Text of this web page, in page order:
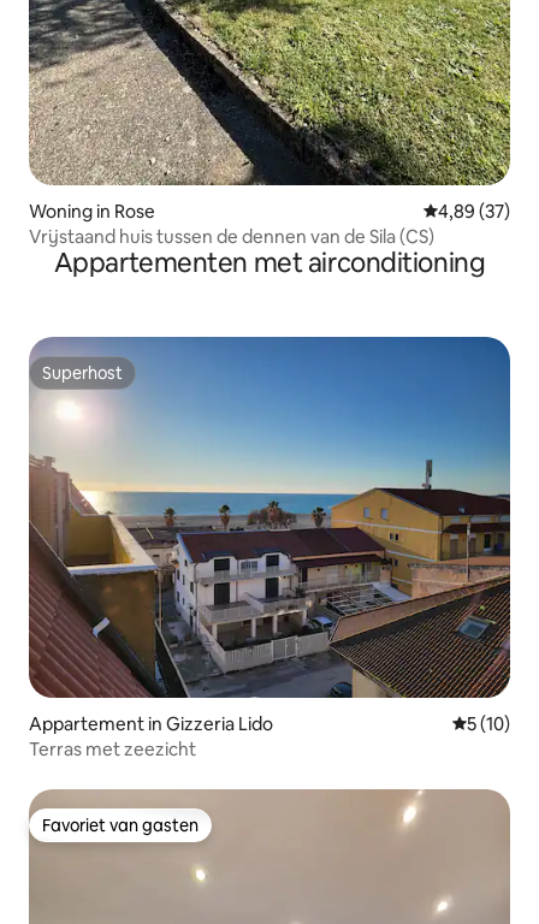
Woning in Rose Gemiddelde
4,89 (37)
Vrijstaand huis tussen de dennen van de Sila (CS)
Appartementen met airconditioning
Superhost
Superhost
Appartement in Gizzeria Lido
5 (10)
Terras met zeezicht
Favoriet van gasten
Favoriet van gasten